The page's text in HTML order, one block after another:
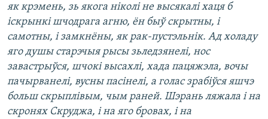
як крэмень, зь якога ніколі не высякалі хаця б
іскрынкі шчодрага агню, ён быў скрытны, і
самотны, і замкнёны, як рак-пустэльнік. Ад холаду
яго душы старэчыя рысы зьледзянелі, нос
завастрыўся, шчокі высахлі, хада пацяжэла, вочы
пачырванелі, вусны пасінелі, а голас зрабіўся яшчэ
больш скрыплівым, чым раней. Шэрань ляжала і на
скронях Скруджа, і на яго бровах, і на